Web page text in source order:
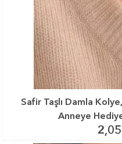
Safir Taşlı Damla
Anneye